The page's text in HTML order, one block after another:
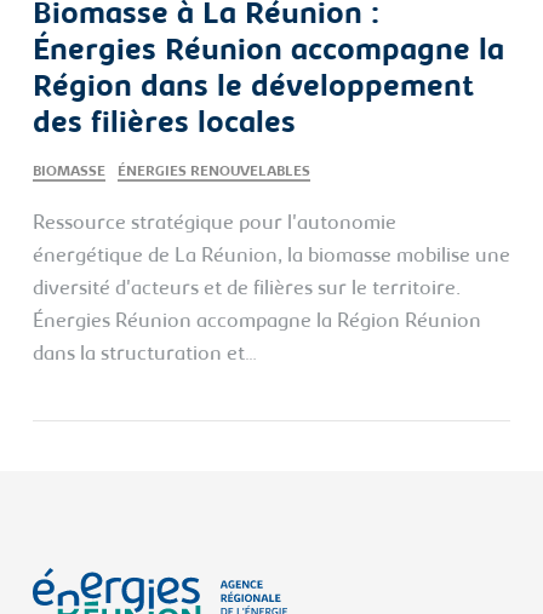
Biomasse à La Réunion :
Énergies Réunion accompagne la
Région dans le développement
des filières locales
BIOMASSE ÉNERGIES RENOUVELABLES
Ressource stratégique pour l'autonomie
énergétique de La Réunion, la biomasse mobilise une
diversité d'acteurs et de filières sur le territoire.
Énergies Réunion accompagne la Région Réunion
dans la structuration et…